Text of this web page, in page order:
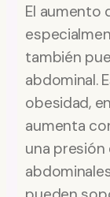
El aumento
también
abdominal.
obesidad,
aumenta
una